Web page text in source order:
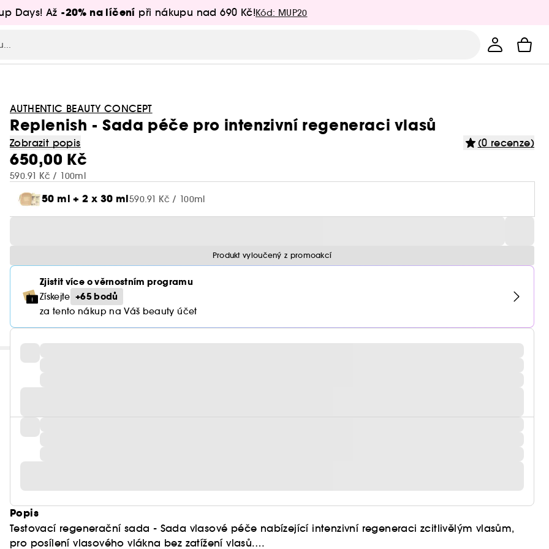
Days! Až -20% na líčení při nákupu nad 690 Kč!Kód: MUP20
AUTHENTIC BEAUTY CONCEPT
Replenish - Sada péče pro intenzivní regeneraci vlasů
Zobrazit popis (0 recenze)
650,00 Kč
590.91 Kč / 100ml
50 ml + 2 x 30 ml590.91 Kč / 100ml
Produkt vyloučený z promoakcí
Zjistit více o věrnostním programu
Získejte +65 bodů
za tento nákup na Váš beauty účet
Popis
Testovací regenerační sada - Sada vlasové péče nabízející intenzivní regeneraci zcitlivělým vlasům,
pro posílení vlasového vlákna bez zatížení vlasů.